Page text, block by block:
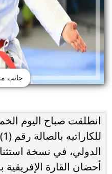
جانب
انطلقت صباح اليوم
الدولي، في نسخة
أحضان القارة